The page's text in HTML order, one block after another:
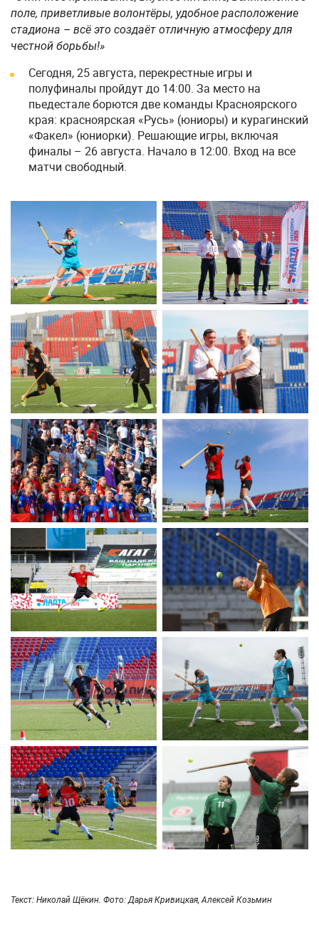
поле, приветливые волонтёры, удобное расположение
стадиона – всё это создаёт отличную атмосферу для
честной борьбы!»
Сегодня, 25 августа, перекрестные игры и
полуфиналы пройдут до 14:00. За место на
пьедестале борются две команды Красноярского
края: красноярская «Русь» (юниоры) и курагинский
«Факел» (юниорки). Решающие игры, включая
финалы – 26 августа. Начало в 12:00. Вход на все
матчи свободный.
Текст: Николай Щёкин. Фото: Дарья Кривицкая, Алексей Козьмин